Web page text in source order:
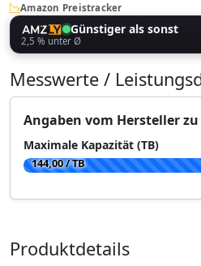
Amazon Preistracker
Günstiger als sonst
2,5 % unter Ø
Messwerte /
Angaben vom Hersteller
Maximale Kapazität (TB)
144,00 / TB
Produktdetails